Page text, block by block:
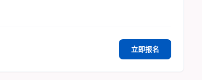
立即报名